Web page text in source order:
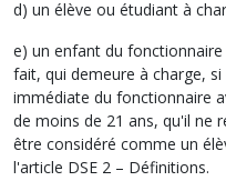
d) un élève ou étudiant à
e) un enfant du
fait, qui demeure à charge,
immédiate du fonctionnaire
de moins de 21 ans, qu'il ne
être considéré comme un
l'article DSE 2 – Définitions.